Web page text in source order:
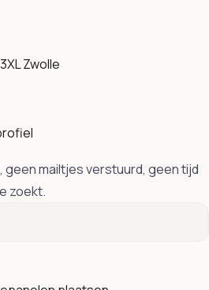
Zwolle
geen mailtjes verstuurd, geen tijd
zoekt.